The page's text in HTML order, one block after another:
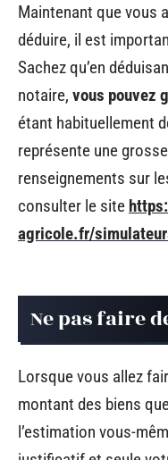
Maintenant que vous
déduire, il est
Sachez qu’en
notaire, vous pouvez
étant habituellement
représente une
renseignements sur
consulter le site
agricole.fr/
Ne pas faire
Lorsque vous allez
montant des biens
l’estimation vous-